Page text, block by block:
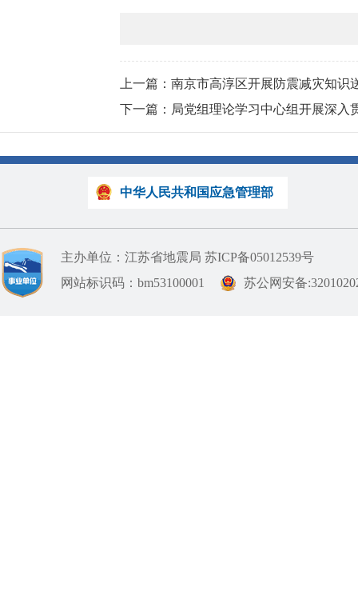
上一篇：南京市高淳区开展防震减灾知识
下一篇：局党组理论学习中心组开展深入
中华人民共和国应急管理部
主办单位：江苏省地震局 苏ICP备05012539号
网站标识码：bm53100001
苏公网安备